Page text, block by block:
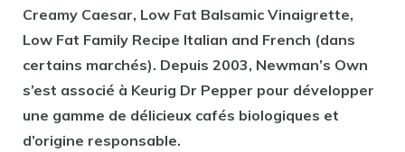
Creamy Caesar, Low Fat Balsamic Vinaigrette,
Low Fat Family Recipe Italian and French (dans
certains marchés). Depuis 2003, Newman’s Own
s’est associé à Keurig Dr Pepper pour développer
une gamme de délicieux cafés biologiques et
d’origine responsable.